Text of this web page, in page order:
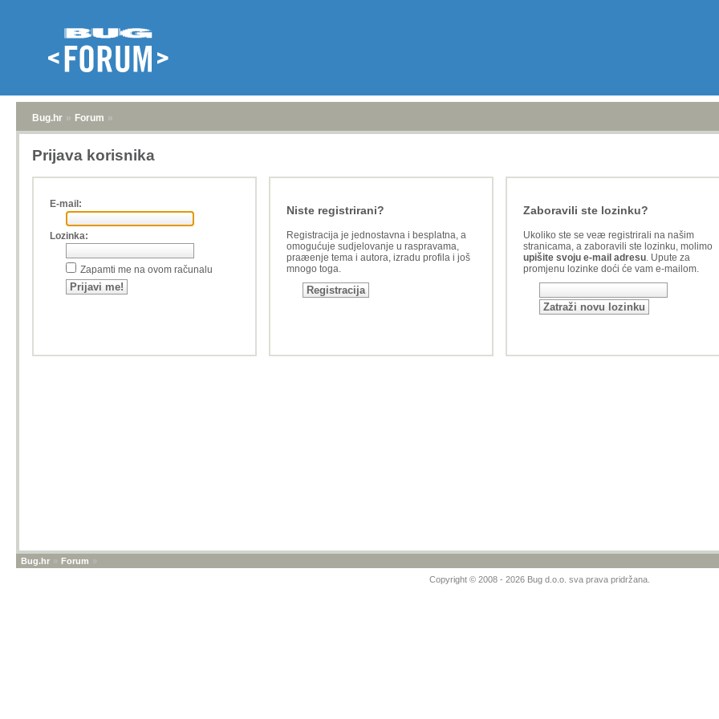
Bug.hr » Forum »
Prijava korisnika
E-mail:
Lozinka:
Zapamti me na ovom računalu
Niste registrirani?
Registracija je jednostavna i besplatna, a
omogućuje sudjelovanje u raspravama,
praæenje tema i autora, izradu profila i još
mnogo toga.
Zaboravili ste lozinku?
Ukoliko ste se veæ registrirali na našim
stranicama, a zaboravili ste lozinku, molimo
upišite svoju e-mail adresu. Upute za
promjenu lozinke doći će vam e-mailom.
Bug.hr » Forum »
Copyright © 2008 - 2026 Bug d.o.o. sva prava pridržana.